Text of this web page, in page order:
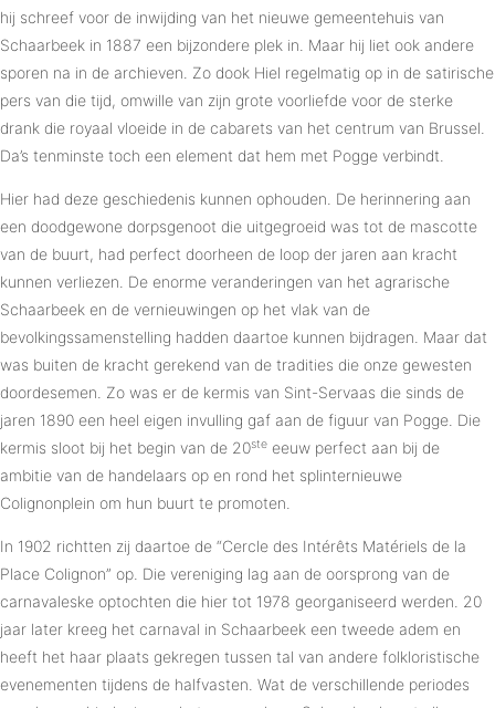
hij schreef voor de inwijding van het nieuwe gemeentehuis van
Schaarbeek in 1887 een bijzondere plek in. Maar hij liet ook andere
sporen na in de archieven. Zo dook Hiel regelmatig op in de satirische
pers van die tijd, omwille van zijn grote voorliefde voor de sterke
drank die royaal vloeide in de cabarets van het centrum van Brussel.
Da’s tenminste toch een element dat hem met Pogge verbindt.
Hier had deze geschiedenis kunnen ophouden. De herinnering aan
een doodgewone dorpsgenoot die uitgegroeid was tot de mascotte
van de buurt, had perfect doorheen de loop der jaren aan kracht
kunnen verliezen. De enorme veranderingen van het agrarische
Schaarbeek en de vernieuwingen op het vlak van de
bevolkingssamenstelling hadden daartoe kunnen bijdragen. Maar dat
was buiten de kracht gerekend van de tradities die onze gewesten
doordesemen. Zo was er de kermis van Sint-Servaas die sinds de
jaren 1890 een heel eigen invulling gaf aan de figuur van Pogge. Die
kermis sloot bij het begin van de 20ste eeuw perfect aan bij de
ambitie van de handelaars op en rond het splinternieuwe
Colignonplein om hun buurt te promoten.
In 1902 richtten zij daartoe de “Cercle des Intérêts Matériels de la
Place Colignon” op. Die vereniging lag aan de oorsprong van de
carnavaleske optochten die hier tot 1978 georganiseerd werden. 20
jaar later kreeg het carnaval in Schaarbeek een tweede adem en
heeft het haar plaats gekregen tussen tal van andere folkloristische
evenementen tijdens de halfvasten. Wat de verschillende periodes